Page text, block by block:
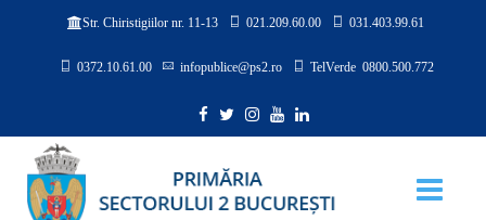
Str. Chiristigiilor nr. 11-13 021.209.60.00 031.403.99.61
0372.10.61.00 infopublice@ps2.ro TelVerde 0800.500.772